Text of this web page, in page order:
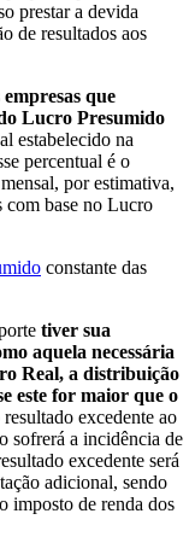
prestar a devida
de resultados aos
que
Lucro Presumido
estabelecido na
percentual é o
por estimativa,
com base no Lucro
constante das
tiver sua
aquela necessária
Real, a distribuição
este for maior que o
excedente ao
sofrerá a incidência de
excedente será
adicional, sendo
imposto de renda dos